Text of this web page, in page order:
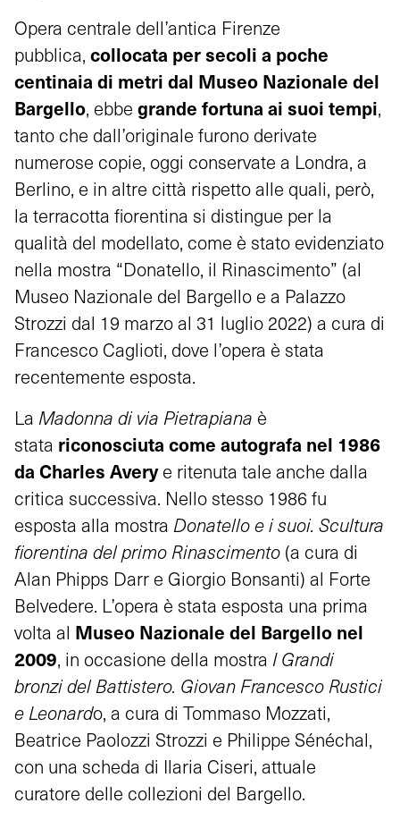
Opera centrale dell’antica Firenze
pubblica, collocata per secoli a poche
centinaia di metri dal Museo Nazionale del
Bargello, ebbe grande fortuna ai suoi tempi,
tanto che dall’originale furono derivate
numerose copie, oggi conservate a Londra, a
Berlino, e in altre città rispetto alle quali, però,
la terracotta fiorentina si distingue per la
qualità del modellato, come è stato evidenziato
nella mostra “Donatello, il Rinascimento” (al
Museo Nazionale del Bargello e a Palazzo
Strozzi dal 19 marzo al 31 luglio 2022) a cura di
Francesco Caglioti, dove l’opera è stata
recentemente esposta.
La Madonna di via Pietrapiana è
stata riconosciuta come autografa nel 1986
da Charles Averye ritenuta tale anche dalla
critica successiva. Nello stesso 1986 fu
esposta alla mostra Donatello e i suoi. Scultura
fiorentina del primo Rinascimento (a cura di
Alan Phipps Darr e Giorgio Bonsanti) al Forte
Belvedere. L’opera è stata esposta una prima
volta al Museo Nazionale del Bargello nel
2009, in occasione della mostra I Grandi
bronzi del Battistero. Giovan Francesco Rustici
e Leonardo, a cura di Tommaso Mozzati,
Beatrice Paolozzi Strozzi e Philippe Sénéchal,
con una scheda di Ilaria Ciseri, attuale
curatore delle collezioni del Bargello.